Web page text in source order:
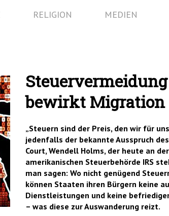
RELIGION MEDIEN
bewirkt Migration
„Steuern sind der Preis, den wir für
jedenfalls der bekannte Ausspruch
Court, Wendell Holms, der heute an
amerikanischen Steuerbehörde IRS
man sagen: Wo nicht genügend
können Staaten ihren Bürgern keine
Dienstleistungen und keine
– was diese zur Auswanderung reizt.